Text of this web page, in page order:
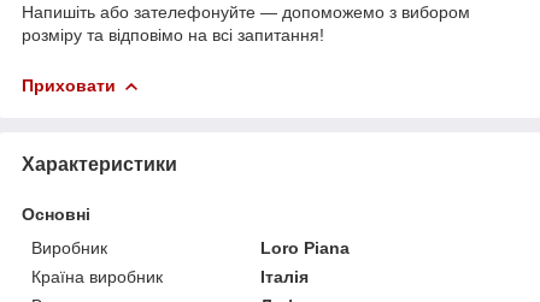
Напишіть або зателефонуйте — допоможемо з вибором
розміру та відповімо на всі запитання!
Приховати
Характеристики
Основні
Виробник
Loro Piana
Країна виробник
Італія